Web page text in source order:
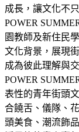
成長，讓文化不
POWER
園教師及新住民
文化背景，展現
成為彼此理解與
POWER
表性的青年街頭
合饒舌、儀隊、
頭美食、潮流飾